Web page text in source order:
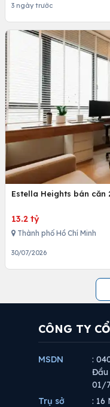
3 ngày trước
Estella Heights bán căn
13.2 tỷ
Thành phố Hồ Chí Minh
30/07/2026
CÔNG TY
MSDN
:
Đầu
01/
Trụ sở
: 16